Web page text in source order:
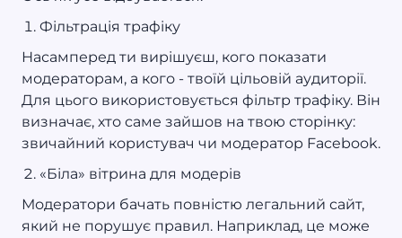
Фільтрація трафіку
Насамперед ти вирішуєш, кого показати
модераторам, а кого - твоїй цільовій аудиторії.
Для цього використовується фільтр трафіку. Він
визначає, хто саме зайшов на твою сторінку:
звичайний користувач чи модератор Facebook.
«Біла» вітрина для модерів
Модератори бачать повністю легальний сайт,
який не порушує правил. Наприклад, це може